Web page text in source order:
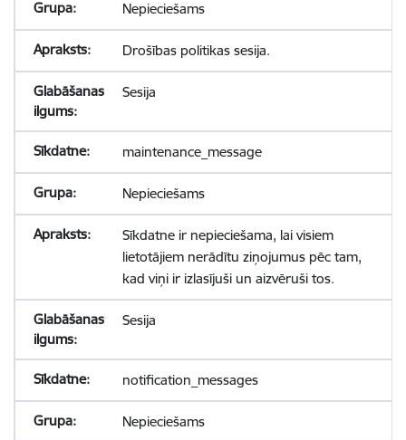
Nepieciešams
Drošības politikas sesija.
Sesija
maintenance_message
Nepieciešams
Sīkdatne ir nepieciešama, lai visiem
lietotājiem nerādītu ziņojumus pēc tam,
kad viņi ir izlasījuši un aizvēruši tos.
Sesija
notification_messages
Nepieciešams